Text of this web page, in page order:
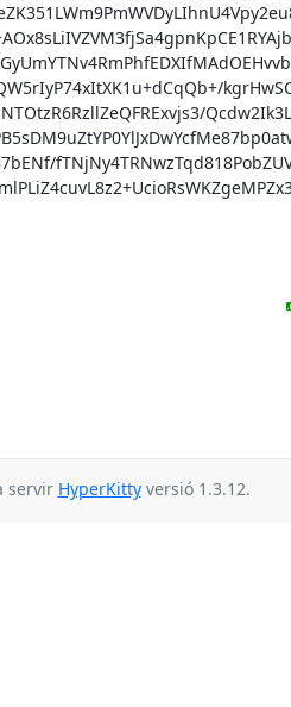
servir HyperKittyversió 1.3.12.